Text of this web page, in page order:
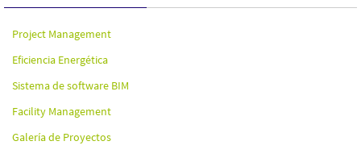
Project Management
Eficiencia Energética
Sistema de software BIM
Facility Management
Galería de Proyectos